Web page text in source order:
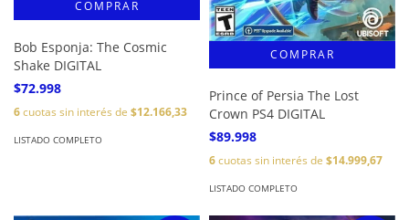
Bob Esponja: The Cosmic
Shake DIGITAL
$72.998
6cuotas sin interés de $12.166,33
LISTADO COMPLETO
Prince of Persia The Lost
Crown PS4 DIGITAL
$89.998
6cuotas sin interés de $14.999,67
LISTADO COMPLETO